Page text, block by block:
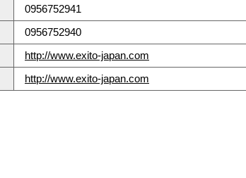
0956752941
0956752940
http://www.exito-japan.com
http://www.exito-japan.com